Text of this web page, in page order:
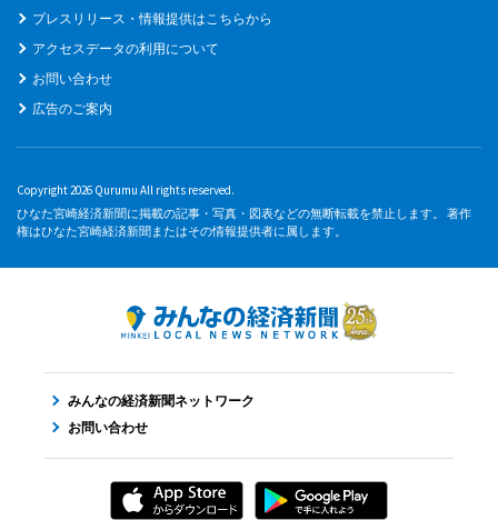
プレスリリース・情報提供はこちらから
アクセスデータの利用について
お問い合わせ
広告のご案内
Copyright 2026 Qurumu All rights reserved.
ひなた宮崎経済新聞に掲載の記事・写真・図表などの無断転載を禁止します。 著作
権はひなた宮崎経済新聞またはその情報提供者に属します。
みんなの経済新聞ネットワーク
お問い合わせ